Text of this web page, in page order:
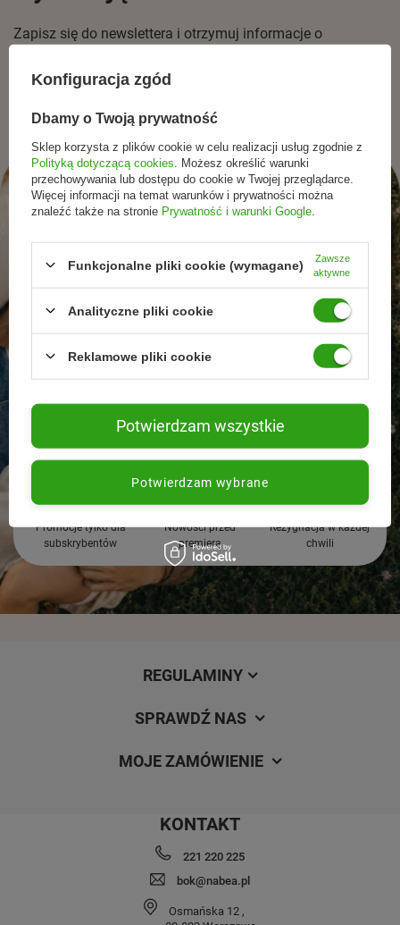
Zapisz się do newslettera i otrzymuj informacje o
naturalnej pielęgnacjii zdrowego stylu życia.
Promocje tylko dla
subskrybentów
Nowości przed
premierą
Rezygnacja w każdej
chwili
REGULAMINY
SPRAWDŹ NAS
MOJE ZAMÓWIENIE
KONTAKT
221 220 225
bok@nabea.pl
Osmańska 12 ,
Konfiguracja zgód
Dbamy o Twoją prywatność
Sklep korzysta z plików cookie w celu realizacji usług zgodnie z
Polityką dotyczącą cookies . Możesz określić warunki
przechowywania lub dostępu do cookie w Twojej przeglądarce.
Więcej informacji na temat warunków i prywatności można
znaleźć także na stronie Prywatność i warunki Google
Funkcjonalne pliki cookie (wymagane)
Zawsze
aktywne
Analityczne pliki cookie
Reklamowe pliki cookie
Potwierdzam wybrane
Potwierdzam wszystkie